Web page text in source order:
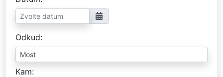
Odkud
Kam